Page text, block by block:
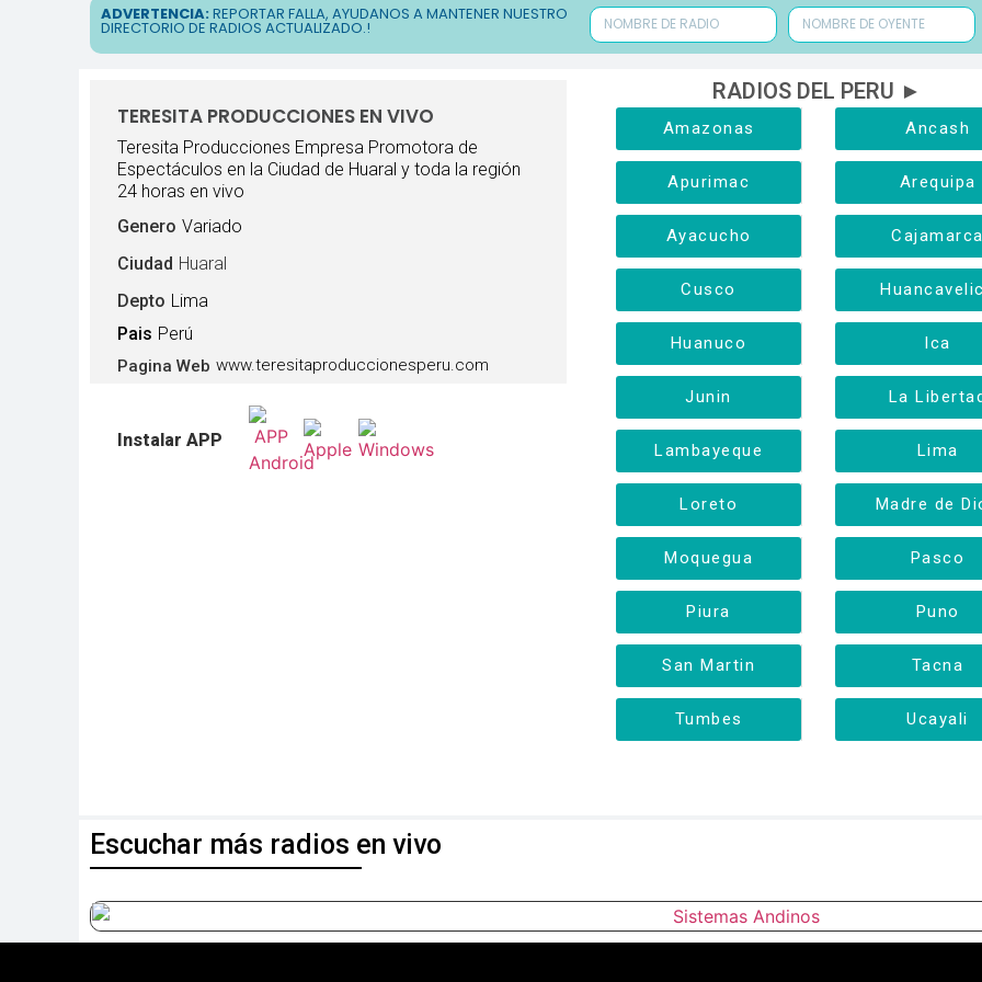
ADVERTENCIA: REPORTAR FALLA, AYUDANOS A MANTENER NUESTRO
DIRECTORIO DE RADIOS ACTUALIZADO.!
TERESITA PRODUCCIONES EN VIVO
Teresita Producciones Empresa Promotora de
Espectáculos en la Ciudad de Huaral y toda la región
24 horas en vivo
Genero Variado
Ciudad Huaral
Depto Lima
Pais Perú
Pagina Web www.teresitaproduccionesperu.com
Instalar APP
RADIOS DEL PERU ►
Amazonas Ancash
Apurimac Arequipa
Ayacucho
Cusco
Huanuco Ica
Junin La
Lambayeque Lima
Loreto Madre de
Moquegua Pasco
Piura Puno
San Martin Tacna
Tumbes Ucayali
Escuchar más radios en vivo